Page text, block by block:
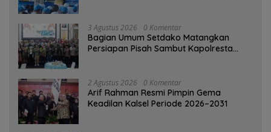
3 Agustus 2026 0 Komentar
Bagian Umum Setdako Matangkan
Persiapan Pisah Sambut Kapolresta
2 Agustus 2026 0 Komentar
Arif Rahman Resmi Pimpin Gema
Keadilan Kalsel Periode 2026–2031